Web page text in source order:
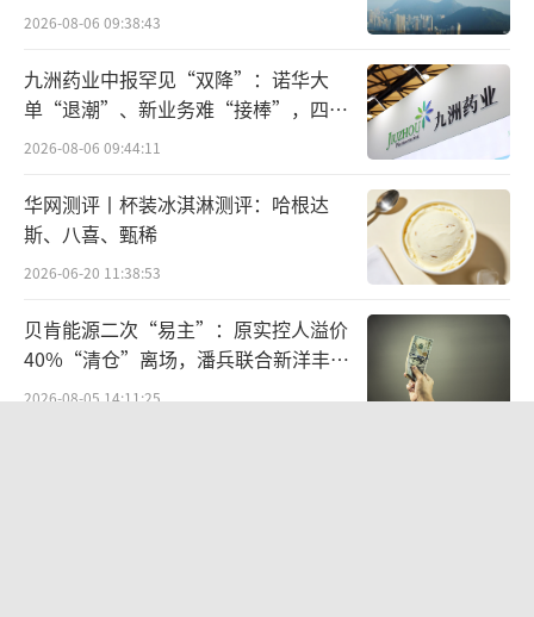
数据来源：wind
不难看出，在两个版本的数据中，特斯拉
2026-08-06 09:38:43
九洲药业中报罕见“双降”：诺华大
单“退潮”、新业务难“接棒”，四大
难关待闯
2026-08-06 09:44:11
华网测评丨杯装冰淇淋测评：哈根达
斯、八喜、甄稀
2026-06-20 11:38:53
贝肯能源二次“易主”：原实控人溢价
40%“清仓”离场，潘兵联合新洋丰、
宏科百世拟入主
2026-08-05 14:11:25